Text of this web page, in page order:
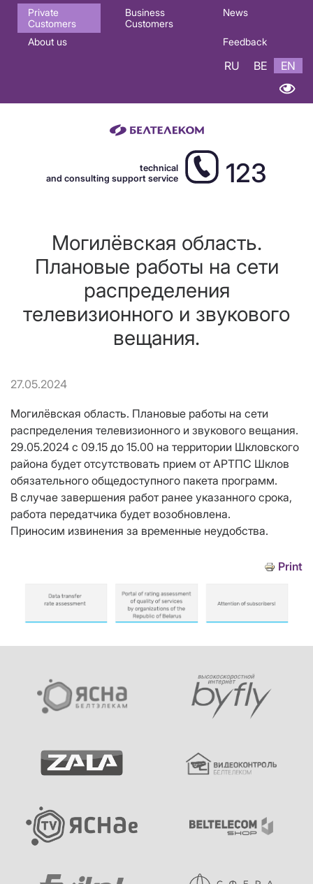
Основная
навигация
Private
Customers
Business
Customers
News
About us Feedback
RU BE EN
technical
and consulting support service
123
Могилёвская область.
Плановые работы на сети
распределения
телевизионного и звукового
вещания.
27.05.2024
Могилёвская область. Плановые работы на сети
распределения телевизионного и звукового вещания.
29.05.2024 с 09.15 до 15.00 на территории Шкловского
района будет отсутствовать прием от АРТПС Шклов
обязательного общедоступного пакета программ.
В случае завершения работ ранее указанного срока,
работа передатчика будет возобновлена.
Приносим извинения за временные неудобства.
Print